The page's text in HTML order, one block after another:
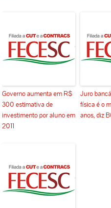
Governo aumenta em R$
300 estimativa de
investimento por aluno em
2011
Juro
física é o
anos, diz